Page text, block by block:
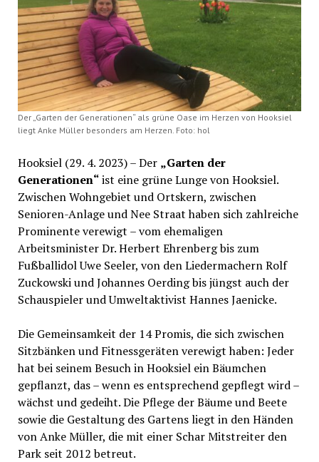
Der „Garten der Generationen“ als grüne Oase im Herzen von Hooksiel
liegt Anke Müller besonders am Herzen. Foto: hol
Hooksiel (29. 4. 2023) – Der „Garten der
Generationen“ist eine grüne Lunge von Hooksiel.
Zwischen Wohngebiet und Ortskern, zwischen
Senioren-Anlage und Nee Straat haben sich zahlreiche
Prominente verewigt – vom ehemaligen
Arbeitsminister Dr. Herbert Ehrenberg bis zum
Fußballidol Uwe Seeler, von den Liedermachern Rolf
Zuckowski und Johannes Oerding bis jüngst auch der
Schauspieler und Umweltaktivist Hannes Jaenicke.
Die Gemeinsamkeit der 14 Promis, die sich zwischen
Sitzbänken und Fitnessgeräten verewigt haben: Jeder
hat bei seinem Besuch in Hooksiel ein Bäumchen
gepflanzt, das – wenn es entsprechend gepflegt wird –
wächst und gedeiht. Die Pflege der Bäume und Beete
sowie die Gestaltung des Gartens liegt in den Händen
von Anke Müller, die mit einer Schar Mitstreiter den
Park seit 2012 betreut.